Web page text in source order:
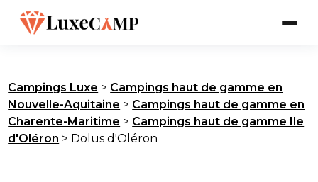
Campings Luxe > Campings haut de gamme en
Nouvelle-Aquitaine > Campings haut de gamme en
Charente-Maritime > Campings haut de gamme Ile
d'Oléron > Dolus d'Oléron